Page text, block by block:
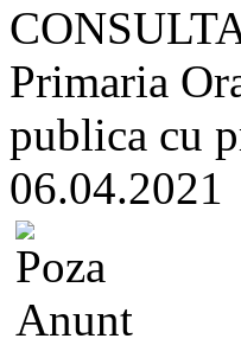
Primaria
publica cu